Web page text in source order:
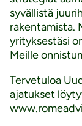
syvällistä
rakentamista.
yrityksestäsi
Meille
Tervetuloa
ajatukset